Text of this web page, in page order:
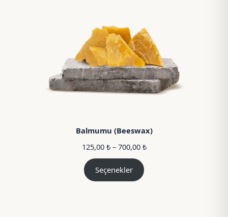
Balmumu (Beeswax)
125,00 ₺ – 700,00 ₺Fiyat
Seçenekler